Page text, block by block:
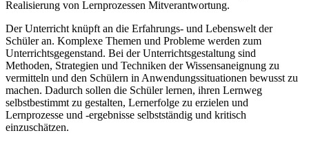
Realisierung von Lernprozessen Mitverantwortung.
Der Unterricht knüpft an die Erfahrungs- und Lebenswelt der
Schüler an. Komplexe Themen und Probleme werden zum
Unterrichtsgegenstand. Bei der Unterrichtsgestaltung sind
Methoden, Strategien und Techniken der Wissensaneignung zu
vermitteln und den Schülern in Anwendungssituationen bewusst zu
machen. Dadurch sollen die Schüler lernen, ihren Lernweg
selbstbestimmt zu gestalten, Lernerfolge zu erzielen und
Lernprozesse und -ergebnisse selbstständig und kritisch
einzuschätzen.